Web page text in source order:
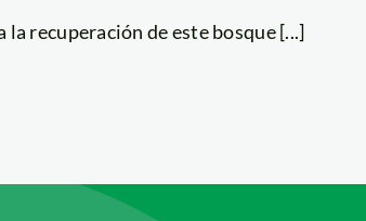
la recuperación de este bosque [...]